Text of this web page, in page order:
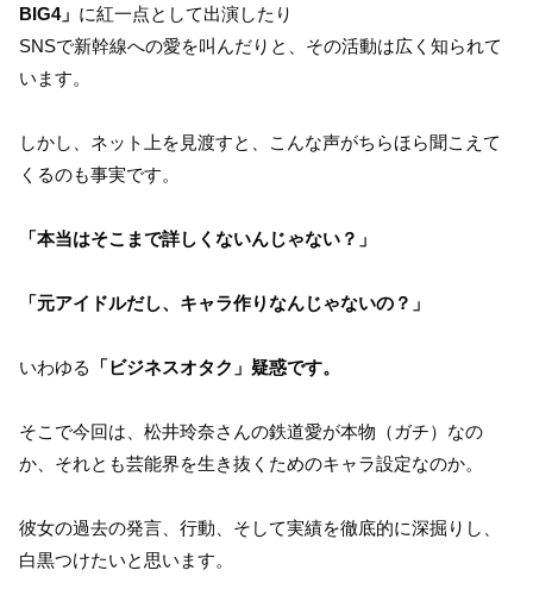
BIG4」 に紅一点として出演したり
SNSで新幹線への愛を叫んだりと、その活動は広く知られて
います。
しかし、ネット上を見渡すと、こんな声がちらほら聞こえて
くるのも事実です。
「本当はそこまで詳しくないんじゃない？」
「元アイドルだし、キャラ作りなんじゃないの？」
いわゆる 「ビジネスオタク」疑惑です。
そこで今回は、松井玲奈さんの鉄道愛が本物（ガチ）なの
か、それとも芸能界を生き抜くためのキャラ設定なのか。
彼女の過去の発言、行動、そして実績を徹底的に深掘りし、
白黒つけたいと思います。